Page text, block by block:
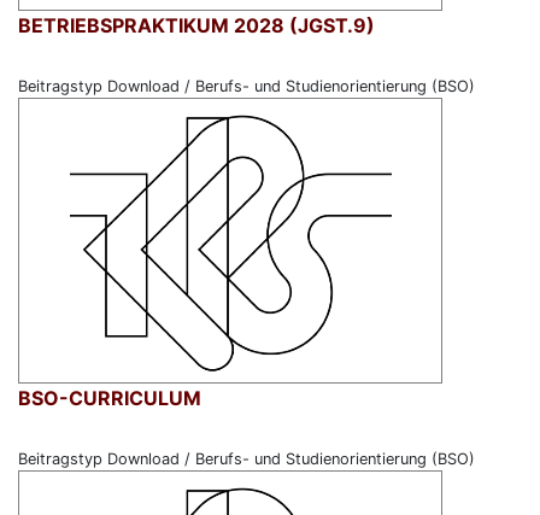
BETRIEBSPRAKTIKUM 2028 (JGST.9)
Beitragstyp Download / Berufs- und Studienorientierung (BSO)
BSO-CURRICULUM
Beitragstyp Download / Berufs- und Studienorientierung (BSO)